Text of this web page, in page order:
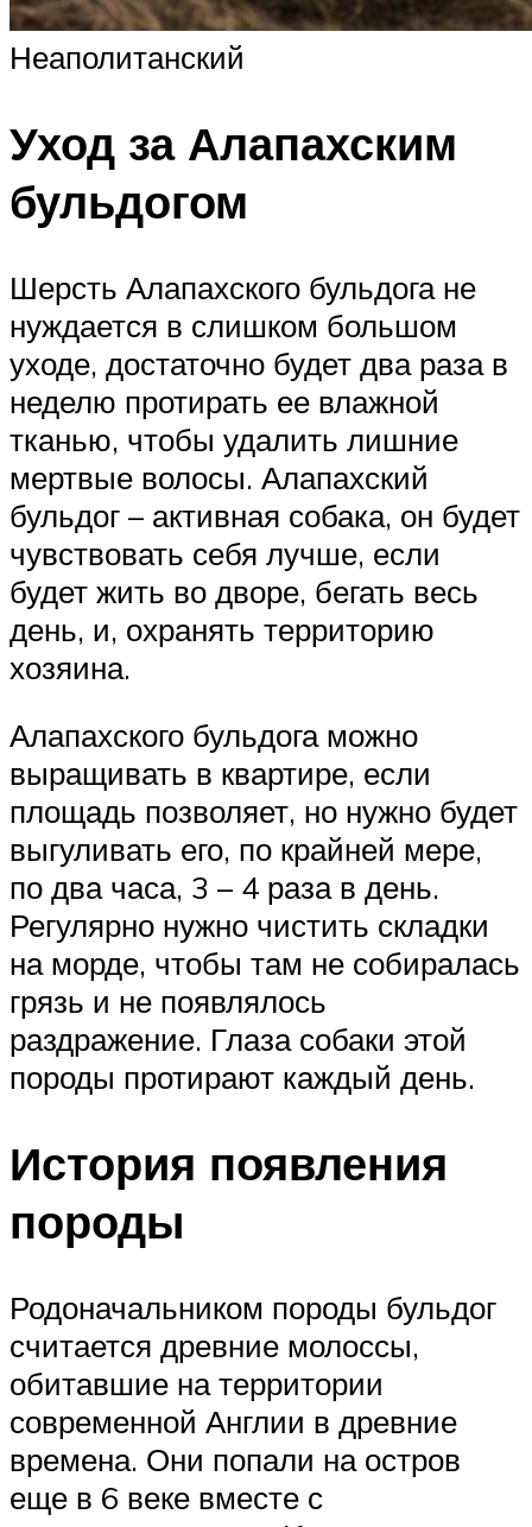
Неаполитанский
Уход за Алапахским
бульдогом
Шерсть Алапахского бульдога не
нуждается в слишком большом
уходе, достаточно будет два раза в
неделю протирать ее влажной
тканью, чтобы удалить лишние
мертвые волосы. Алапахский
бульдог – активная собака, он будет
чувствовать себя лучше, если
будет жить во дворе, бегать весь
день, и, охранять территорию
хозяина.
Алапахского бульдога можно
выращивать в квартире, если
площадь позволяет, но нужно будет
выгуливать его, по крайней мере,
по два часа, 3 – 4 раза в день.
Регулярно нужно чистить складки
на морде, чтобы там не собиралась
грязь и не появлялось
раздражение. Глаза собаки этой
породы протирают каждый день.
История появления
породы
Родоначальником породы бульдог
считается древние молоссы,
обитавшие на территории
современной Англии в древние
времена. Они попали на остров
еще в 6 веке вместе с